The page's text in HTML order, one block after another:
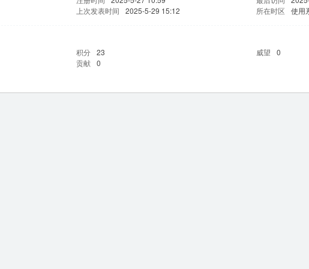
上次发表时间 2025-5-29 15:12 所在时区 使用
积分 23 威望
0
贡献 0